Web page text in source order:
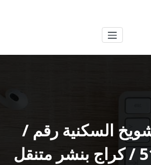
السكنية رقم /
51232939‬ / كراج بنشر متنقل